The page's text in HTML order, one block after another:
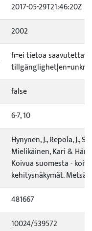
2017-05-29T21:46:20Z
2002
fi=ei tietoa
false
6-7, 10
Hynynen, J., Repola, J.,
Mielikäinen, Kari &
Koivua suomesta -
kehitysnäkymät.
481667
10024/539572